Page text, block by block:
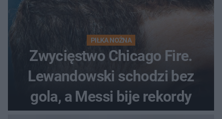
PIŁKA NOŻNA
Zwycięstwo Chicago Fire.
Lewandowski schodzi bez
gola, a Messi bije rekordy